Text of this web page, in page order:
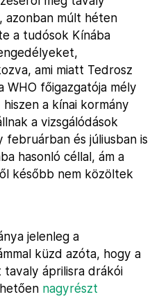
múlt héten
a tudósok Kínába
ami miatt Tedrosz
WHO főigazgatója mély
a kínai kormány
a vizsgálódások
februárban és júliusban is
hasonló céllal, ám a
később nem közöltek
jelenleg a
küzd azóta, hogy a
áprilisra drákói
nagyrészt